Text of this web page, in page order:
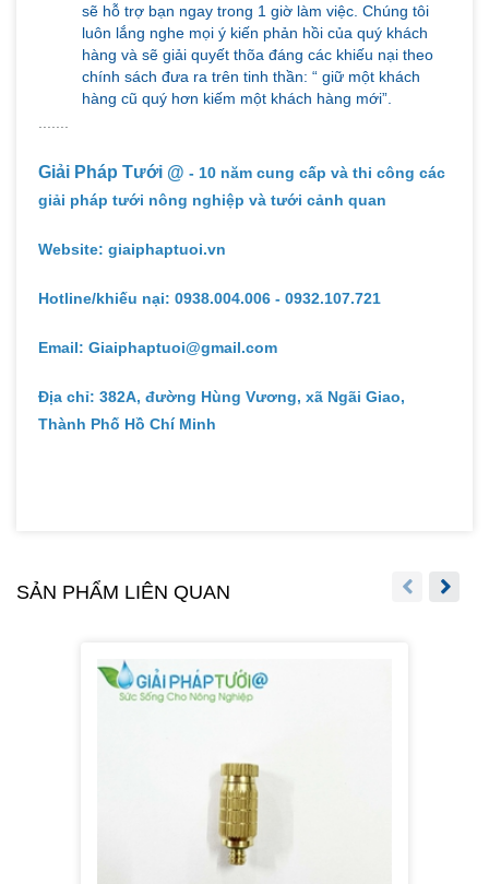
sẽ hỗ trợ bạn ngay trong 1 giờ làm việc. Chúng tôi
luôn lắng nghe mọi ý kiến phản hồi của quý khách
hàng và sẽ giải quyết thõa đáng các khiếu nại theo
chính sách đưa ra trên tinh thần: “ giữ một khách
hàng cũ quý hơn kiếm một khách hàng mới”.
Giải Pháp Tưới @ - 10 năm cung cấp và thi công các
giải pháp tưới nông nghiệp và tưới cảnh quan
Website: giaiphaptuoi.vn
Hotline/khiếu nại: 0938.004.006 - 0932.107.721
Email: Giaiphaptuoi@gmail.com
Địa chỉ: 382A, đường Hùng Vương, xã Ngãi Giao,
Thành Phố Hồ Chí Minh
SẢN PHẨM LIÊN QUAN